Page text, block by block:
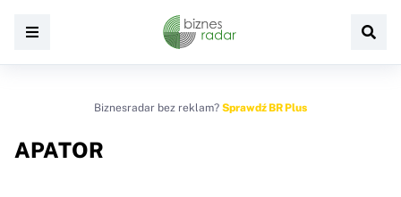
Biznesradar bez reklam? Sprawdź BR Plus
APATOR